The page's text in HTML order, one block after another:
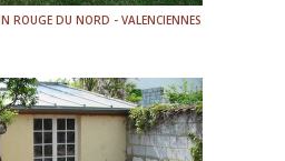
ROUGE DU NORD - VALENCIENNES